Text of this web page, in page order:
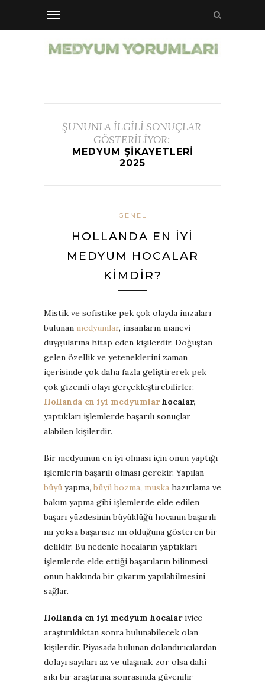
ŞUNUNLA İLGİLİ SONUÇLAR
GÖSTERİLİYOR:
MEDYUM ŞIKAYETLERI
2025
GENEL
HOLLANDA EN İYI
MEDYUM HOCALAR
KIMDIR?
Mistik ve sofistike pek çok olayda imzaları
bulunan medyumlar, insanların manevi
duygularına hitap eden kişilerdir. Doğuştan
gelen özellik ve yeteneklerini zaman
içerisinde çok daha fazla geliştirerek pek
çok gizemli olayı gerçekleştirebilirler.
Hollanda en iyi medyumlarhocalar,
yaptıkları işlemlerde başarılı sonuçlar
alabilen kişilerdir.
Bir medyumun en iyi olması için onun yaptığı
işlemlerin başarılı olması gerekir. Yapılan
büyü yapma, büyü bozma, muska hazırlama ve
bakım yapma gibi işlemlerde elde edilen
başarı yüzdesinin büyüklüğü hocanın başarılı
mı yoksa başarısız mı olduğuna gösteren bir
delildir. Bu nedenle hocaların yaptıkları
işlemlerde elde ettiği başarıların bilinmesi
onun hakkında bir çıkarım yapılabilmesini
sağlar.
Hollanda en iyi medyum hocalariyice
araştırıldıktan sonra bulunabilecek olan
kişilerdir. Piyasada bulunan dolandırıcılardan
dolayı sayıları az ve ulaşmak zor olsa dahi
sıkı bir araştırma sonrasında güvenilir